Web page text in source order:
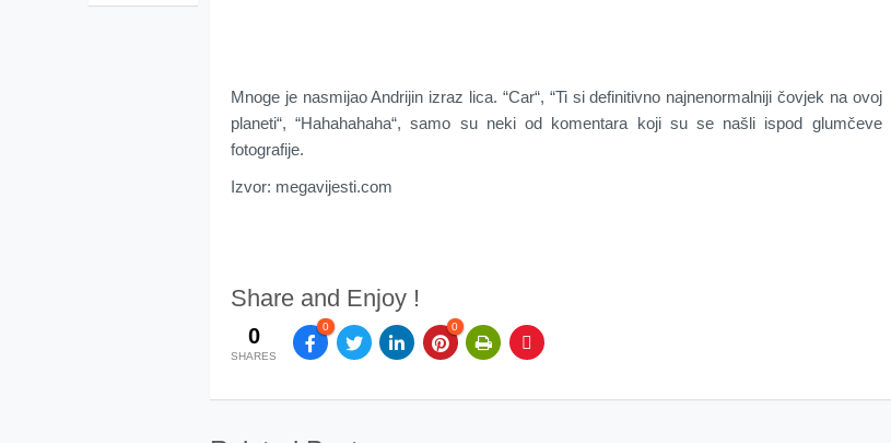
Mnoge je nasmijao Andrijin izraz lica. “Car“, “Ti si definitivno najnenormalniji čovjek na ovoj
planeti“, “Hahahahaha“, samo su neki od komentara koji su se našli ispod glumčeve
fotografije.
Izvor: megavijesti.com
Share and Enjoy !
0
SHARES
0 0